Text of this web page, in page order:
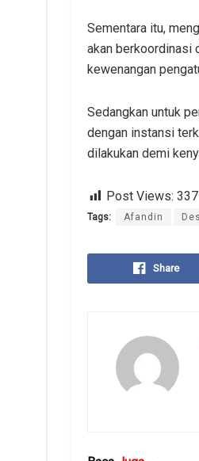
Sementara itu,
akan berkoordinasi
kewenangan
Sedangkan untuk
dengan instansi
dilakukan demi
Post Views: 337
Tags: Afandin
Share